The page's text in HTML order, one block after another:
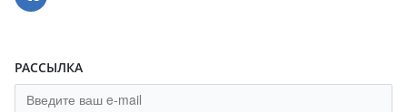
РАССЫЛКА